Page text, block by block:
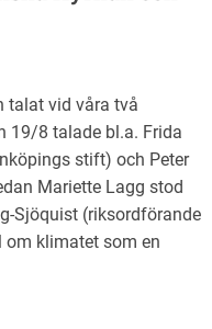
talat vid våra två
19/8 talade bl.a. Frida
stift) och Peter
Mariette Lagg stod
Sjöquist (riksordförande
om klimatet som en